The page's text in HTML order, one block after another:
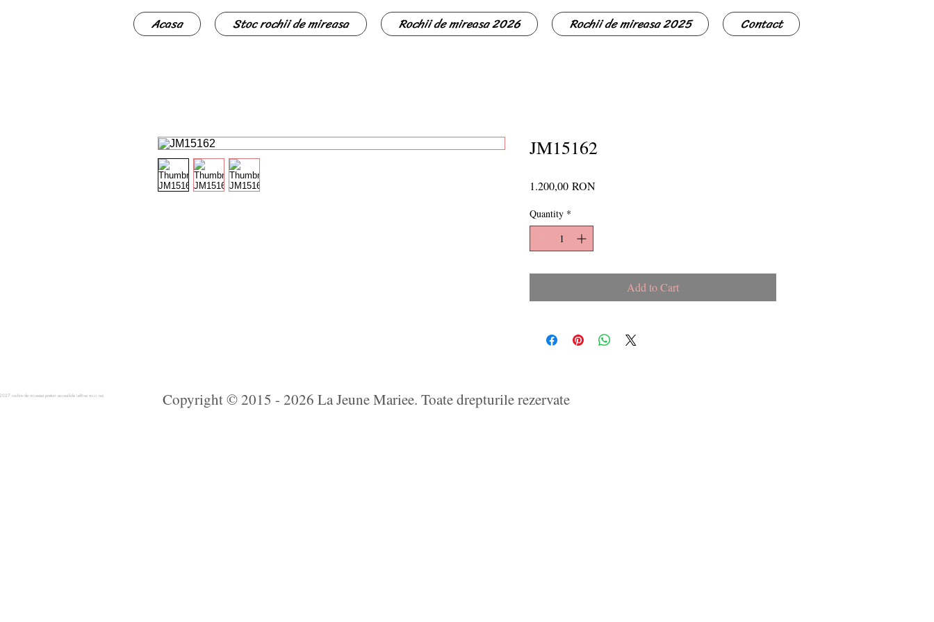
Acasa Stoc rochii de mireasa Rochii de mireasa 2026 Rochii de mireasa 2025 Contact
JM15162
1.200,00 RONPrice
Quantity *
Add to Cart
rochie de mireasa preturi accesibile ieftine mici noi Copyright © 2015 - 2026 La Jeune Mariee. Toate drepturile rezervate